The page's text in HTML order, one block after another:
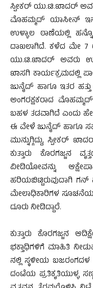
ಸ್ಪೀಕರ್ ಯು.ಟಿ.ಖಾದರ್
ಮೊಹಮ್ಮದ್ ಯಾಸೀನ್
ಉಳ್ಳಾಲ ಠಾಣೆಯಲ್ಲಿ
ದಾಖಲಾಗಿದೆ. ಕಳೆದ ಮೇ 7
ಯು.ಟಿ.ಖಾದರ್ ಅವರು
ಖಾಸಗಿ ಕಾರ್ಯಕ್ರಮದಲ್ಲಿ
ಜುನೈದ್ ಹಾಗೂ ಇತರ
ಅಂಗರಕ್ಷಕರಾದ
ಬಹಳ ತಡವಾಗಿದೆ ಎಂದು
ಈ ವೇಳೆ ಜುನೈದ್ ಹಾಗೂ
ಮುನ್ನುಗ್ಗಿದ್ದು, ಸ್ಪೀಕ‌ರ್
ಕುತ್ತಾರು ಕೊರಗಜ್ಜನ
ವೀಡಿಯೋವನ್ನು
ಹರಿಯಬಿಟ್ಟಿರುವುದಾಗಿ
ಮೇಲಾಧಿಕಾರಿಗಳ
ದೂರು ನೀಡಿದ್ದಾರೆ.
ಕುತ್ತಾರು ಕೊರಗಜ್ಜನ
ಭಕ್ತಾಧಿಗಳಿಗೆ ಮಾಹಿತಿ
ನಲ್ಲಿ ಸ್ಥಳೀಯ
ದಂಟೆಯ ಪ್ರತಿಕೃತಿಯುಳ್ಳ